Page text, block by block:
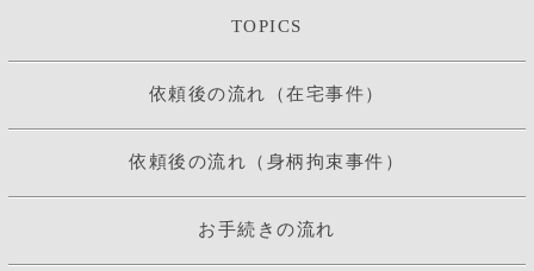
TOPICS
依頼後の流れ（在宅事件）
依頼後の流れ（身柄拘束事件）
お手続きの流れ